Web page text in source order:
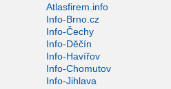
Atlasfirem.info
Info-Brno.cz
Info-Čechy
Info-Děčín
Info-Havířov
Info-Chomutov
Info-Jihlava